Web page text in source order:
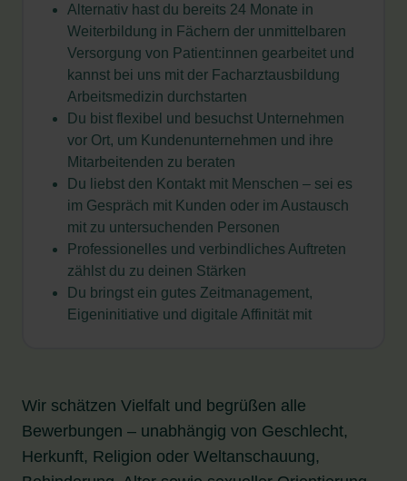
Alternativ hast du bereits 24 Monate in
Weiterbildung in Fächern der unmittelbaren
Versorgung von Patient:innen gearbeitet und
kannst bei uns mit der Facharztausbildung
Arbeitsmedizin durchstarten
Du bist flexibel und besuchst Unternehmen
vor Ort, um Kundenunternehmen und ihre
Mitarbeitenden zu beraten
Du liebst den Kontakt mit Menschen – sei es
im Gespräch mit Kunden oder im Austausch
mit zu untersuchenden Personen
Professionelles und verbindliches Auftreten
zählst du zu deinen Stärken
Du bringst ein gutes Zeitmanagement,
Eigeninitiative und digitale Affinität mit
Wir schätzen Vielfalt und begrüßen alle
Bewerbungen – unabhängig von Geschlecht,
Herkunft, Religion oder Weltanschauung,